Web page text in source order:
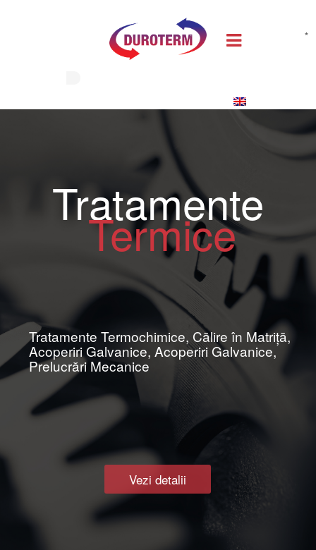
Vezi detalii
Tratamente Termochimice, Călire în Matriţă,
Acoperiri Galvanice, Acoperiri Galvanice,
Prelucrări Mecanice
Tratamente
Termice
*